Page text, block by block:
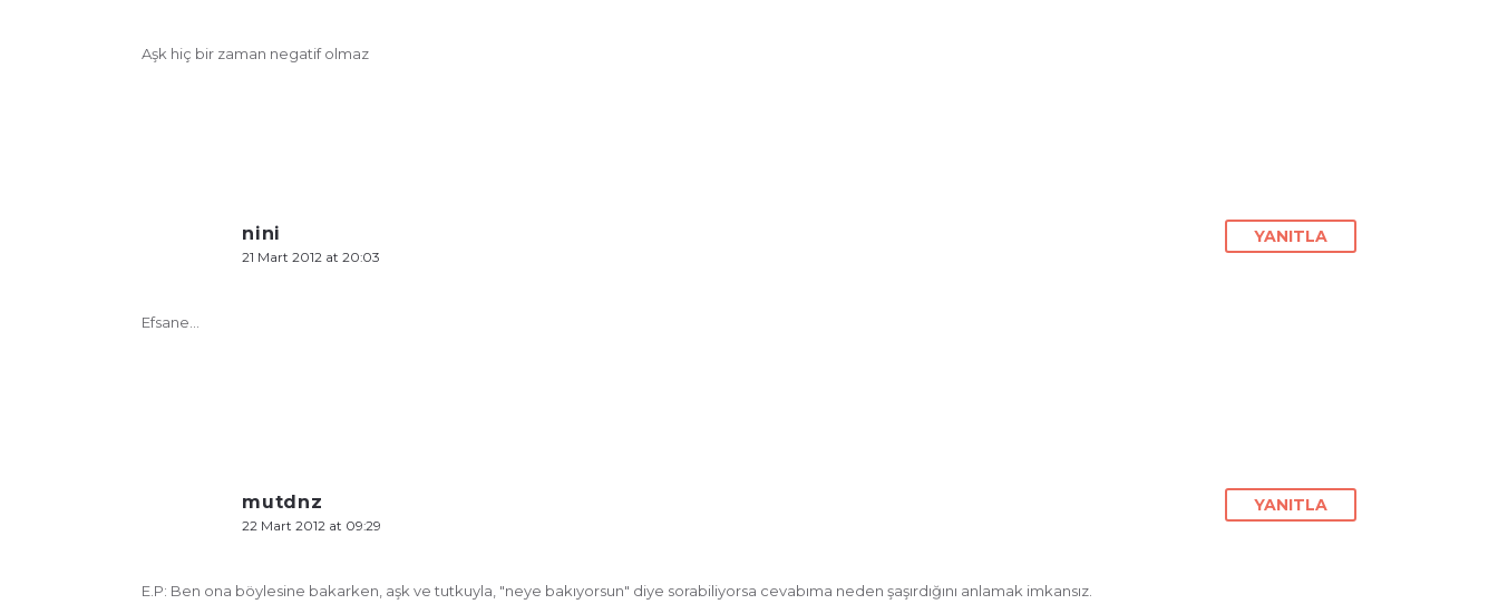
Aşk hiç bir zaman negatif olmaz
nini
21 Mart 2012 at 20:03
YANITLA
Efsane…
mutdnz
22 Mart 2012 at 09:29
YANITLA
E.P: Ben ona böylesine bakarken, aşk ve tutkuyla, "neye bakıyorsun" diye sorabiliyorsa cevabıma neden şaşırdığını anlamak imkansız.